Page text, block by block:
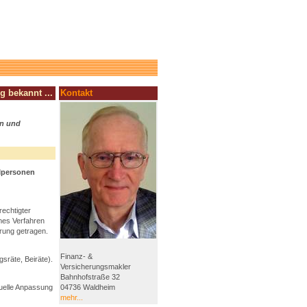
bekannt ...
und
Verfahren
getragen.
Beiräte).
Anpassung
Kontakt
Finanz- &
Versicherungsmakler
Bahnhofstraße 32
04736 Waldheim
mehr...